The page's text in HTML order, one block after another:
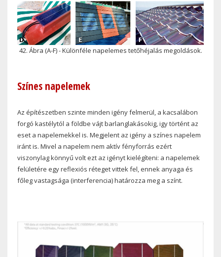
42. Ábra (A-F) - Különféle napelemes tetőhéjalás megoldások.
Színes napelemek
Az építészetben szinte minden igény felmerül, a kacsalábon
forgó kastélytól a földbe vájt barlanglakásokig, igy történt az
eset a napelemekkel is. Megjelent az igény a színes napelem
iránt is. Mivel a napelem nem aktív fényforrás ezért
viszonylag könnyű volt ezt az igényt kielégíteni: a napelemek
felületére egy reflexiós réteget vittek fel, ennek anyaga és
főleg vastagsága (interferencia) határozza meg a színt.